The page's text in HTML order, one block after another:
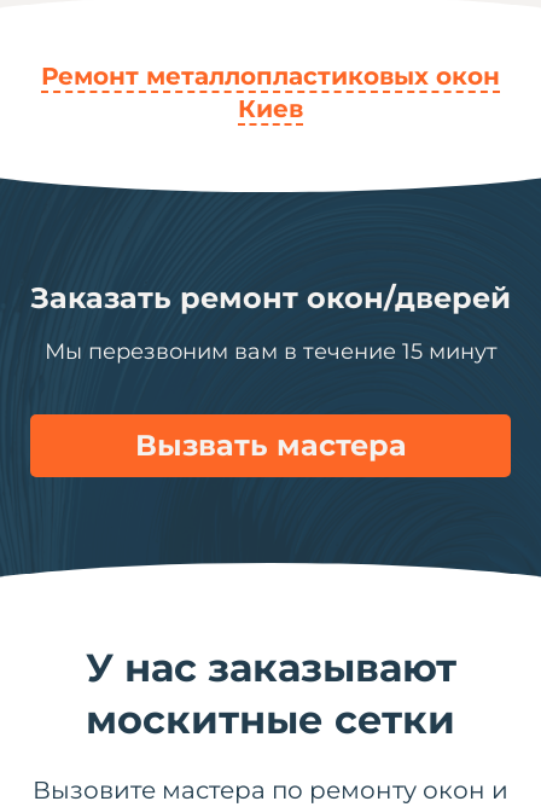
Ремонт металлопластиковых окон
Киев
Заказать ремонт окон/дверей
Мы перезвоним вам в течение 15 минут
Вызвать мастера
У нас заказывают
москитные сетки
Вызовите мастера по ремонту окон и